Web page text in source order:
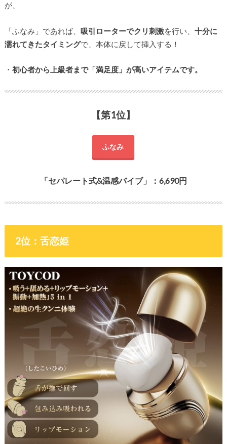
が、
「ふなみ」であれば、 吸引ローターでクリ刺激を行い、 十分に
濡れてきたタイミングで、本体に戻して挿入する！
・ 初心者から上級者まで「満足度」が高いアイテムです。
【第1位】
ふなみ
「セパレート式&温感バイブ」：6,690円
2位：舌恋姫